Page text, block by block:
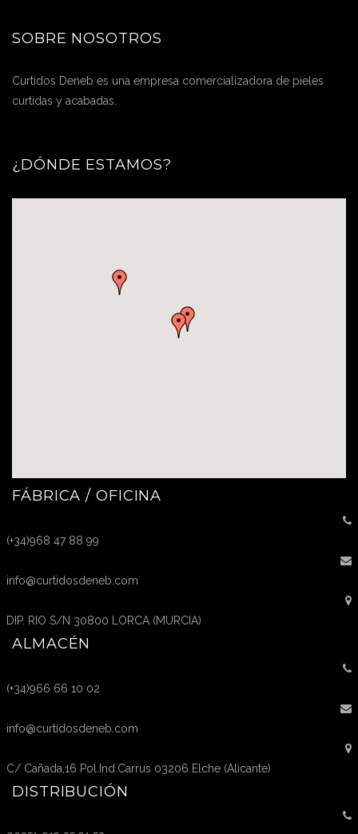
SOBRE NOSOTROS
Curtidos Deneb es una empresa comercializadora de pieles
curtidas y acabadas.
¿DÓNDE ESTAMOS?
FÁBRICA / OFICINA
(+34)968 47 88 99
info@curtidosdeneb.com
DIP. RIO S/N 30800 LORCA (MURCIA)
ALMACÉN
(+34)966 66 10 02
info@curtidosdeneb.com
C/ Cañada,16 Pol.Ind.Carrus 03206 Elche (Alicante)
DISTRIBUCIÓN